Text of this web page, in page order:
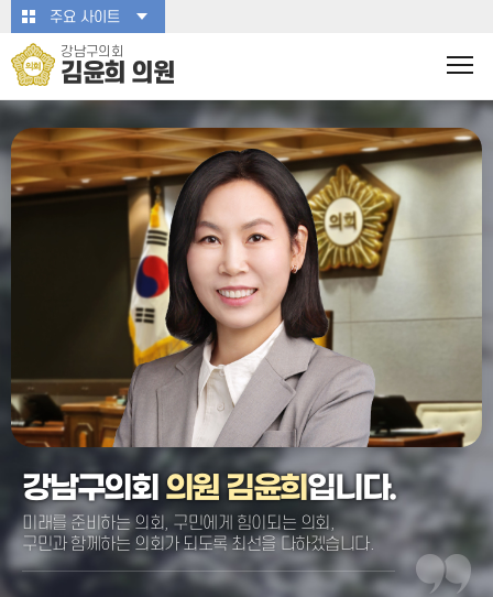
본문바로가기주요 사이트
강남구의회
김윤희 의원
강남구의회 의원 김윤희입니다.
미래를 준비하는 의회, 구민에게 힘이되는 의회,
구민과 함께하는 의회가 되도록 최선을 다하겠습니다.